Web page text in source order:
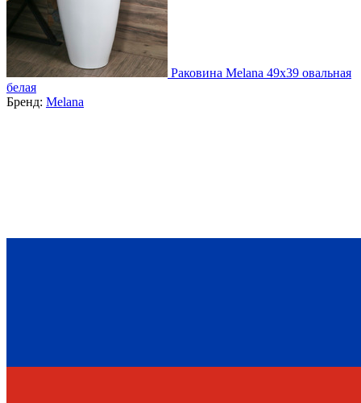
Раковина Melana 49x39 овальная
белая
Бренд: Melana